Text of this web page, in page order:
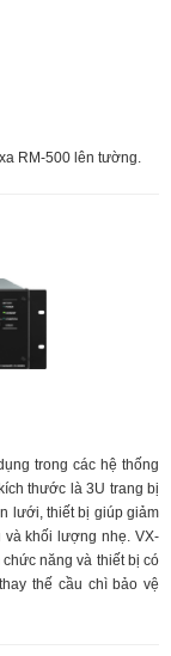
RM-500 lên tường.
trong các hệ thống
thước là 3U trang bị
lưới, thiết bị giúp giảm
và khối lượng nhẹ. VX-
năng và thiết bị có
thế cầu chì bảo vệ